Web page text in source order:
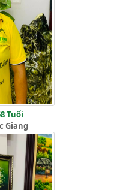
Tuổi
Giang